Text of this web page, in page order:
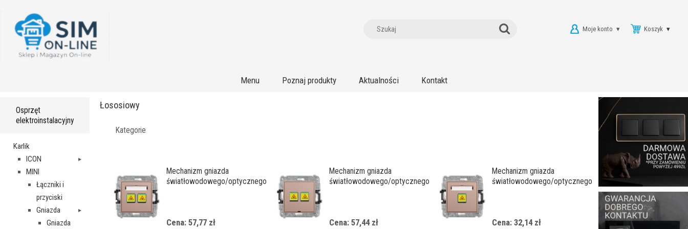
Koszyk
Moje konto
Menu Poznaj produkty Aktualności Kontakt
Osprzęt
elektroinstalacyjny
Karlik
ICON
MINI
Łączniki i
przyciski
Gniazda
Gniazda
Łososiowy
Kategorie
Mechanizm gniazda
światłowodowego/optycznego
Cena: 57,77 zł
Mechanizm gniazda
światłowodowego/optycznego
Cena: 57,44 zł
Mechanizm gniazda
światłowodowego/optycznego
Cena: 32,14 zł